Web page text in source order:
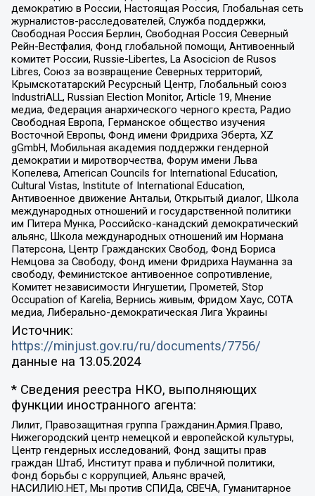
демократию в России, Настоящая Россия, Глобальная сеть
журналистов-расследователей, Служба поддержки,
Свободная Россия Берлин, Свободная Россия Северный
Рейн-Вестфалия, Фонд глобальной помощи, Антивоенный
комитет России, Russie-Libertes, La Asocicion de Rusos
Libres, Союз за возвращение Северных территорий,
Крымскотатарский Ресурсный Центр, Глобальный союз
IndustriALL, Russian Election Monitor, Article 19, Мнение
медиа, Федерация анархического черного креста, Радио
Свободная Европа, Германское общество изучения
Восточной Европы, Фонд имени Фридриха Эберта, XZ
gGmbH, Мобильная академия поддержки гендерной
демократии и миротворчества, Форум имени Льва
Копелева, American Councils for International Education,
Cultural Vistas, Institute of International Education,
Антивоенное движение Антальи, Открытый диалог, Школа
международных отношений и государственной политики
им Питера Мунка, Российско-канадский демократический
альянс, Школа международных отношений им Нормана
Патерсона, Центр Гражданских Свобод, Фонд Бориса
Немцова за Свободу, Фонд имени Фридриха Науманна за
свободу, Феминистское антивоенное сопротивление,
Комитет независимости Ингушетии, Прометей, Stop
Occupation of Karelia, Вернись живым, Фридом Хаус, СОТА
медиа, Либерально-демократическая Лига Украины
Источник:
https://minjust.gov.ru/ru/documents/7756/
данные на 13.05.2024
* Сведения реестра НКО, выполняющих
функции иностранного агента:
Лилит, Правозащитная группа Гражданин.Армия.Право,
Нижегородский центр немецкой и европейской культуры,
Центр гендерных исследований, Фонд защиты прав
граждан Штаб, Институт права и публичной политики,
Фонд борьбы с коррупцией, Альянс врачей,
НАСИЛИЮ.НЕТ, Мы против СПИДа, СВЕЧА, Гуманитарное